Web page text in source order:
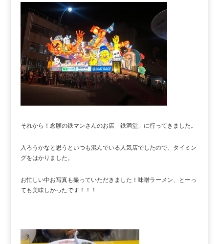
それから！念願の鉄マンさんのお店「鉄満堂」に行ってきました。
入ろうかなと思うといつも混んでいる人気店でしたので、タイミン
グをはかりました。
お忙しい中お写真も撮っていただきました！味噌ラーメン、とーっ
ても美味しかったです！！！